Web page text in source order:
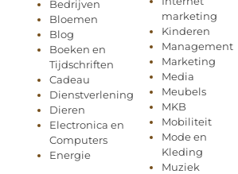
Bedrijven
Bloemen
Blog
Boeken en
Tijdschriften
Cadeau
Dienstverlening
Dieren
Electronica en
Computers
Energie
marketing
Kinderen
Management
Marketing
Media
Meubels
MKB
Mobiliteit
Mode en
Kleding
Muziek